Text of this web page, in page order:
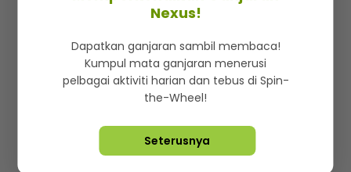
Iklan di SMG360
Terma & Syarat Dasar Privasi
Lebih hot, viral dan sensasi
Hakcipta Terpelihara ©2026. Star Media Group Berhad
Nexus!
Dapatkan ganjaran sambil membaca!
Kumpul mata ganjaran menerusi
pelbagai aktiviti harian dan tebus di Spin-
the-Wheel!
Seterusnya